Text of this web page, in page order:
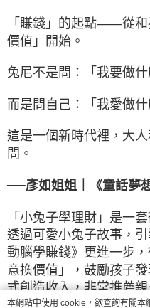
「賺錢」的起點——從
價值」開始。
兔尼不是問：「我要做什
而是問自己：「我愛做什
這是一個新時代裡，大
問。
──彥如姐姐｜《童話夢
「小兔子學理財」是一
透過可愛小兔子故事，
動腦學賺錢》更進一步
意換價值」，鼓勵孩子
式創造收入，非常推薦
本網站中使用 cookie，欲查詢有關